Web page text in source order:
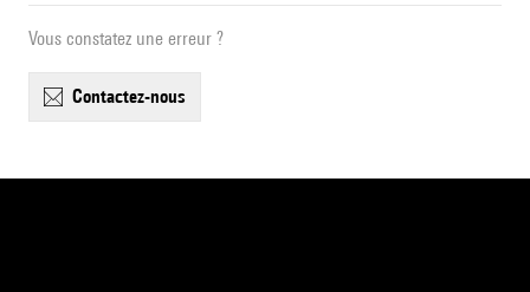
Vous constatez une erreur ?
contactez-nous